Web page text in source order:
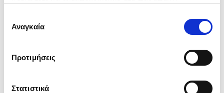
ενδιαφέρουν και να επιλέξετε από τα παρακάτω με την
΄΄και να ενημερωθείτε σχετικά με
συγκατάθεσης
Αναγκαία
Προτιμήσεις
Στατιστικά